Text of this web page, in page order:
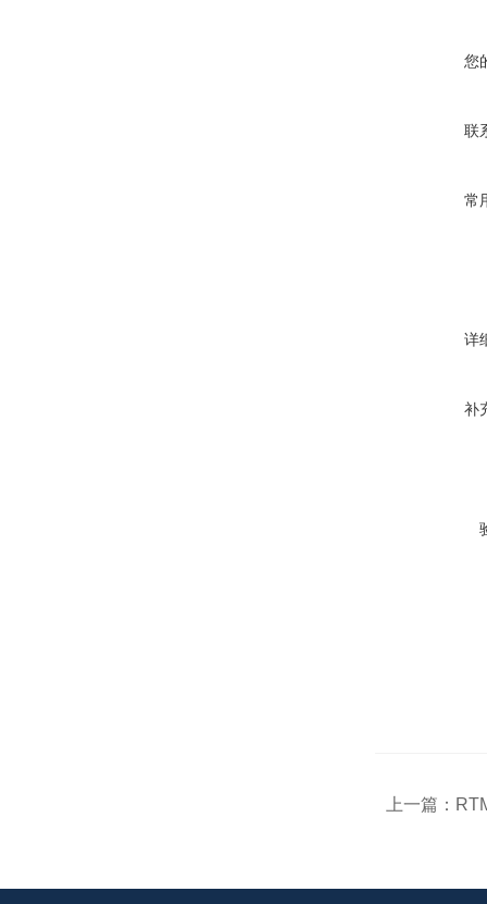
您
联
常
详
补
上一篇：